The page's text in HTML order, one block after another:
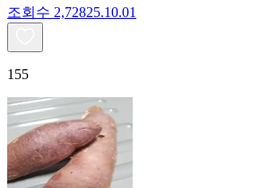
조회수 2,72825.10.01
155